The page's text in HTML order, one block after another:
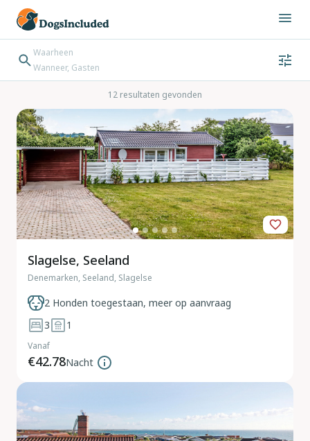
Waarheen
Wanneer, Gasten
Bestemming zoeken
Inchecken → Uitchecken12 resultaten gevonden
Slagelse, Seeland
Denemarken, Seeland, Slagelse
2 Honden toegestaan, meer op aanvraag
3
1
Vanaf
€42.78Nacht